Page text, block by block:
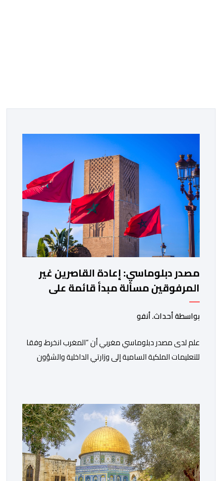
مصدر دبلوماسي: إعادة القاصرين غير
المرفوقين مسألة مبدأ قائمة على
التعليمات الملكية السامية
بواسطة أحداث. أنفو
علم لدى مصدر دبلوماسي مغربي أن “المغرب انخرط، وفقا
للتعليمات الملكية السامية إلى وزارتي الداخلية والشؤون
أن المملكة المغربية مستعدة للتنسيق مع شركائها الإسبان
والأوروبيين من أجل إعادة القاصرين غير المرفوقين. وأعرب
المصدر ذاته عن الأسف لكونه “في […]